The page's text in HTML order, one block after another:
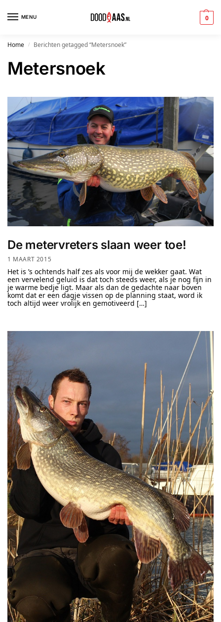
MENU 0
Home / Berichten getagged “Metersnoek”
Metersnoek
De metervreters slaan weer toe!
1 MAART 2015
Het is ’s ochtends half zes als voor mij de wekker gaat. Wat
een vervelend geluid is dat toch steeds weer, als je nog fijn in
je warme bedje ligt. Maar als dan de gedachte naar boven
komt dat er een dagje vissen op de planning staat, word ik
toch altijd weer vrolijk en gemotiveerd […]